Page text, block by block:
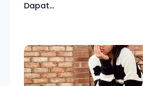
Dapat…